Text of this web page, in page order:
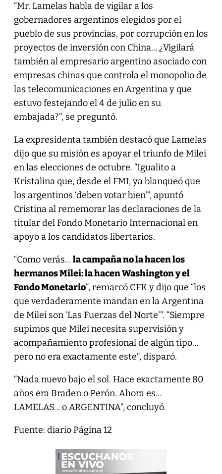
“Mr. Lamelas habla de vigilar a los
gobernadores argentinos elegidos por el
pueblo de sus provincias, por corrupción en los
proyectos de inversión con China… ¿Vigilará
también al empresario argentino asociado con
empresas chinas que controla el monopolio de
las telecomunicaciones en Argentina y que
estuvo festejando el 4 de julio en su
embajada?”, se preguntó.
La expresidenta también destacó que Lamelas
dijo que su misión es apoyar el triunfo de Milei
en las elecciones de octubre. “Igualito a
Kristalina que, desde el FMI, ya blanqueó que
los argentinos ‘deben votar bien'”, apuntó
Cristina al rememorar las declaraciones de la
titular del Fondo Monetario Internacional en
apoyo a los candidatos libertarios.
“Como verás…la campaña no la hacen los
hermanos Milei: la hacen Washington y el
Fondo Monetario“, remarcó CFK y dijo que “los
que verdaderamente mandan en la Argentina
de Milei son ‘Las Fuerzas del Norte'”. “Siempre
supimos que Milei necesita supervisión y
acompañamiento profesional de algún tipo…
pero no era exactamente este”, disparó.
“Nada nuevo bajo el sol. Hace exactamente 80
años era Braden o Perón. Ahora es…
LAMELAS… o ARGENTINA”, concluyó.
Fuente: diario Página 12